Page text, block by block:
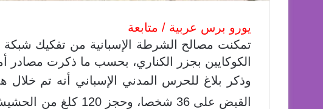
يورو برس عربية / متابعة
الكوكايين بجزر الكناري، بحسب ما ذكرت مصادر